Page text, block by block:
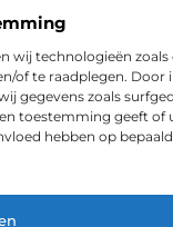
wij technologieën zoals
of te raadplegen. Door
gegevens zoals
toestemming geeft of
hebben op